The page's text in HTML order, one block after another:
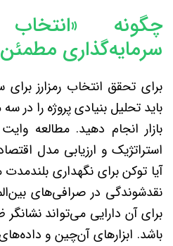
چگونه
سرمایه‌گذاری
برای تحقق انتخاب رمزارز برای
باید تحلیل بنیادی پروژه را در
بازار انجام دهید. مطالعه
استراتژیک و ارزیابی مدل
آیا توکن برای نگهداری
نقدشوندگی در صرافی‌های
برای آن دارایی می‌تواند
باشد. ابزارهای آن‌چین و